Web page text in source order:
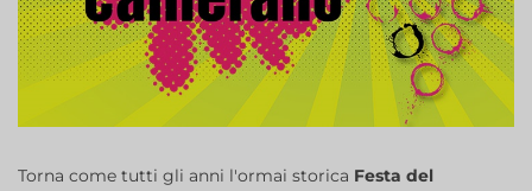
Torna come tutti gli anni l'ormai storica Festa del